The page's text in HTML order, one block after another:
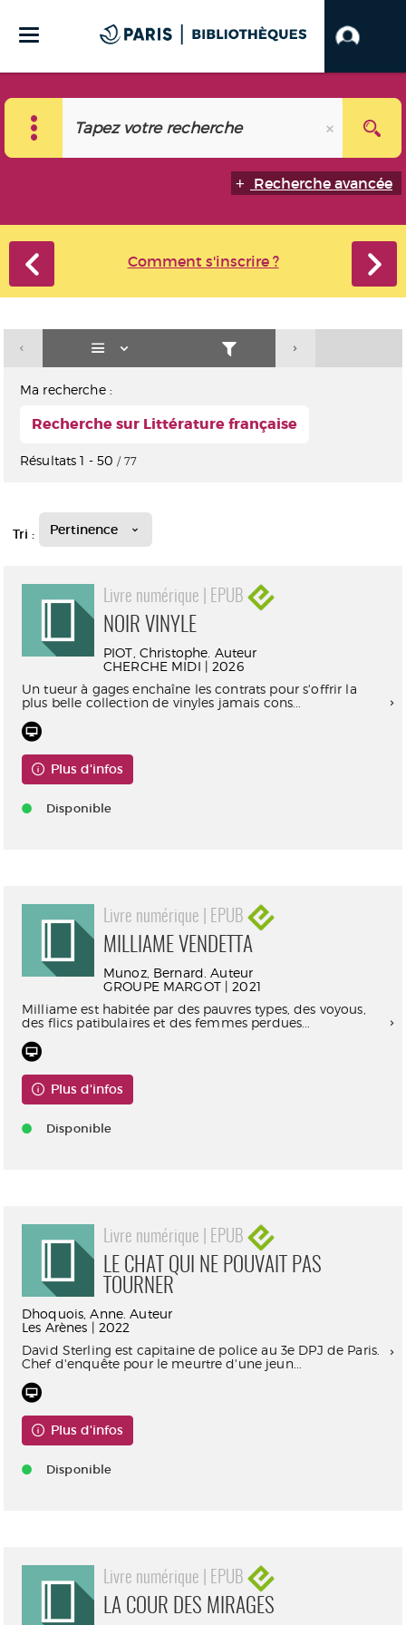
Recherche avancée
Comment s'inscrire ?
Ma recherche :
Recherche sur Littérature française
Résultats1 - 50 / 77
Tri : Pertinence
Livre numérique | EPUB
NOIR VINYLE
PIOT, Christophe. Auteur
CHERCHE MIDI | 2026
Un tueur à gages enchaîne les contrats pour s'offrir la
plus belle collection de vinyles jamais cons...
Plus d'infos
Disponible
Livre numérique | EPUB
MILLIAME VENDETTA
Munoz, Bernard. Auteur
GROUPE MARGOT | 2021
Milliame est habitée par des pauvres types, des voyous,
des flics patibulaires et des femmes perdues...
Plus d'infos
Disponible
Livre numérique | EPUB
LE CHAT QUI NE POUVAIT PAS
TOURNER
Dhoquois, Anne. Auteur
Les Arènes | 2022
David Sterling est capitaine de police au 3e DPJ de Paris.
Chef d'enquête pour le meurtre d'une jeun...
Plus d'infos
Disponible
Livre numérique | EPUB
LA COUR DES MIRAGES